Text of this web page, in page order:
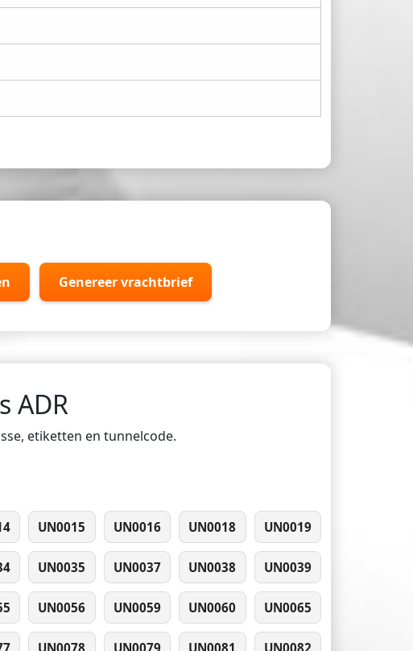
Genereer vrachtbrief
ADR
etiketten en tunnelcode.
UN0015 UN0016 UN0018 UN0019
UN0035 UN0037 UN0038 UN0039
UN0056 UN0059 UN0060 UN0065